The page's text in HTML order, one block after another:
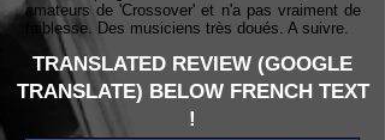
amateurs de 'Crossover' et n'a pas vraiment de
faiblesse. Des musiciens très doués. A suivre.
TRANSLATED REVIEW (GOOGLE
TRANSLATE) BELOW FRENCH TEXT
!